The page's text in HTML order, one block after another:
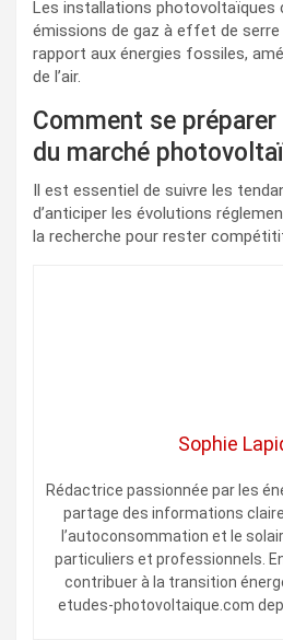
Les installations photovoltaïques
émissions de gaz à effet de serre
rapport aux énergies fossiles,
de l’air.
Comment se
du marché
Il est essentiel de suivre les
d’anticiper les évolutions
la recherche pour rester
Sophie
Rédactrice passionnée par les
partage des informations
l’autoconsommation et le
particuliers et professionnels.
contribuer à la transition
etudes-photovoltaique.com